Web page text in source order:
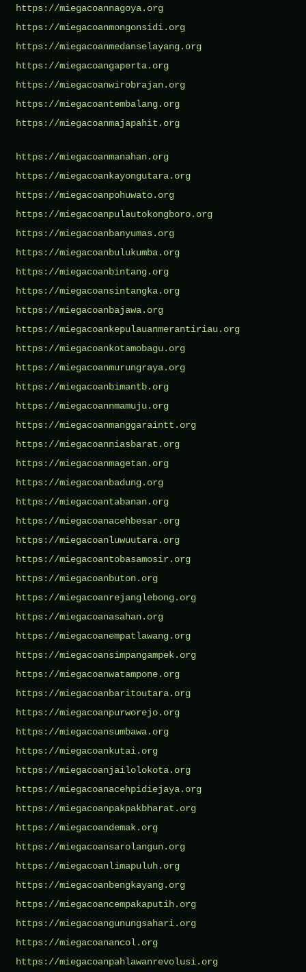
https://miegacoannagoya.org
https://miegacoanmongonsidi.org
https://miegacoanmedanselayang.org
https://miegacoangaperta.org
https://miegacoanwirobrajan.org
https://miegacoantembalang.org
https://miegacoanmajapahit.org
https://miegacoanmanahan.org
https://miegacoankayongutara.org
https://miegacoanpohuwato.org
https://miegacoanpulautokongboro.org
https://miegacoanbanyumas.org
https://miegacoanbulukumba.org
https://miegacoanbintang.org
https://miegacoansintangka.org
https://miegacoanbajawa.org
https://miegacoankepulauanmerantiriau.org
https://miegacoankotamobagu.org
https://miegacoanmurungraya.org
https://miegacoanbimantb.org
https://miegacoannmamuju.org
https://miegacoanmanggaraintt.org
https://miegacoanniasbarat.org
https://miegacoanmagetan.org
https://miegacoanbadung.org
https://miegacoantabanan.org
https://miegacoanacehbesar.org
https://miegacoanluwuutara.org
https://miegacoantobasamosir.org
https://miegacoanbuton.org
https://miegacoanrejanglebong.org
https://miegacoanasahan.org
https://miegacoanempatlawang.org
https://miegacoansimpangampek.org
https://miegacoanwatampone.org
https://miegacoanbaritoutara.org
https://miegacoanpurworejo.org
https://miegacoansumbawa.org
https://miegacoankutai.org
https://miegacoanjailolokota.org
https://miegacoanacehpidiejaya.org
https://miegacoanpakpakbharat.org
https://miegacoandemak.org
https://miegacoansarolangun.org
https://miegacoanlimapuluh.org
https://miegacoanbengkayang.org
https://miegacoancempakaputih.org
https://miegacoangunungsahari.org
https://miegacoanancol.org
https://miegacoanpahlawanrevolusi.org